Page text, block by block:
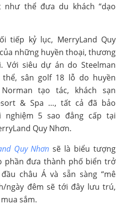
như thể đưa du khách “dạo
tiếp kỷ lục, MerryLand Quy
những huyền thoại, thương
Với siêu dự án do Steelman
sân golf 18 lỗ do huyền
tạo tác, khách sạn
& Spa …, tất cả đã bảo
nghiệm 5 sao đẳng cấp tại
Quy Nhơn.
Quy Nhơn sẽ là biểu tượng
phần đưa thành phố biển trở
châu Á và sẵn sàng “mê
ngày đêm sẽ tới đây lưu trú,
sắm.